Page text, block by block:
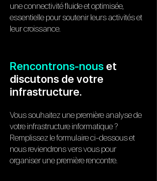
une connectivité fluide et optimisée,
essentielle pour soutenir leurs activités et
leur croissance.
Rencontrons-nous et
discutons de votre
infrastructure.
Vous souhaitez une première analyse de
votre infrastructure informatique ?
Remplissez le formulaire ci-dessous et
nous reviendrons vers vous pour
organiser une première rencontre.